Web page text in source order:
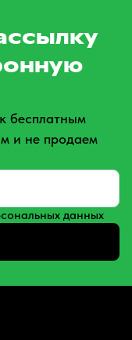
бесплатным
и не продаем
данных